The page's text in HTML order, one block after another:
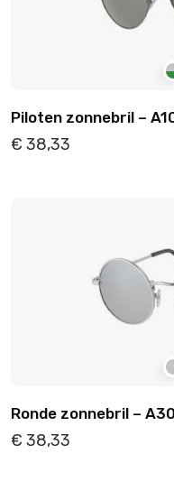
Piloten zonnebril –
€ 38,33
Ronde zonnebril –
€ 38,33